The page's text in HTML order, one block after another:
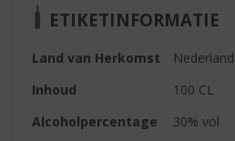
ETIKETINFORMATIE
Land van Herkomst
Nederland
Inhoud
100 CL
Alcoholpercentage
30% vol